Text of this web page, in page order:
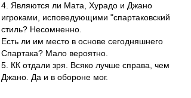
4. Являются ли Мата, Хурадо и Джано
игроками, исповедующими "спартаковский
стиль? Несомненно.
Есть ли им место в основе сегодняшнего
Спартака? Мало вероятно.
5. КК отдали зря. Всяко лучше справа, чем
Джано. Да и в обороне мог.